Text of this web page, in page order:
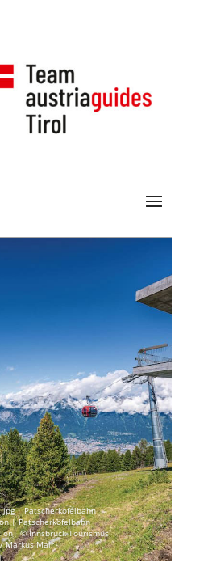
| Patscherkofelbahn
| Patscherkofelbahn
© Innsbruck Tourismus
/ Markus Mair